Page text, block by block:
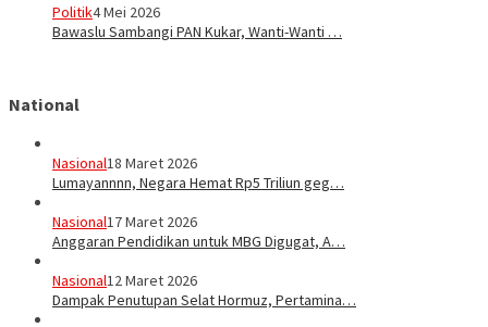
Politik4 Mei 2026
Bawaslu Sambangi PAN Kukar, Wanti-Wanti …
National
Nasional18 Maret 2026
Lumayannnn, Negara Hemat Rp5 Triliun geg…
Nasional17 Maret 2026
Anggaran Pendidikan untuk MBG Digugat, A…
Nasional12 Maret 2026
Dampak Penutupan Selat Hormuz, Pertamina…